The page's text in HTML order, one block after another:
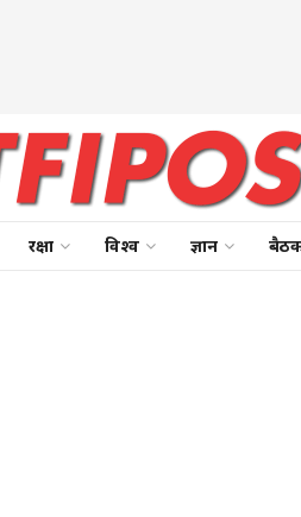
रक्षा विश्व ज्ञान